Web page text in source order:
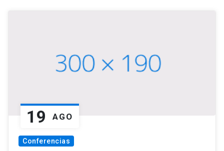
19 AGO
Conferencias